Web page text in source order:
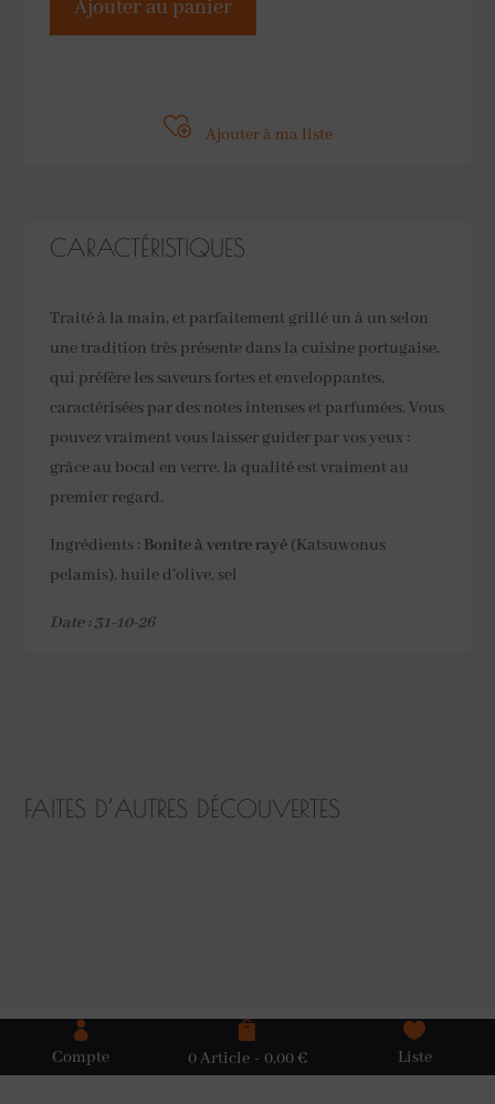
As
Mar
150gr
Ajouter au panier
Ajouter à ma liste
CARACTÉRISTIQUES
Traité à la main, et parfaitement grillé un à un selon
une tradition très présente dans la cuisine portugaise,
qui préfère les saveurs fortes et enveloppantes,
caractérisées par des notes intenses et parfumées. Vous
pouvez vraiment vous laisser guider par vos yeux :
grâce au bocal en verre, la qualité est vraiment au
premier regard.
Ingrédients : Bonite à ventre rayé(Katsuwonus
pelamis), huile d’olive, sel
Date : 31-10-26
FAITES D’AUTRES DÉCOUVERTES

Compte

0 Article 0,00 €

Liste